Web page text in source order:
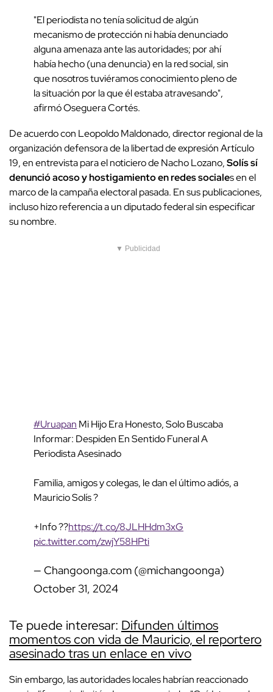
"El periodista no tenía solicitud de algún
mecanismo de protección ni había denunciado
alguna amenaza ante las autoridades; por ahí
había hecho (una denuncia) en la red social, sin
que nosotros tuviéramos conocimiento pleno de
la situación por la que él estaba atravesando",
afirmó Oseguera Cortés.
De acuerdo con Leopoldo Maldonado, director regional de la
organización defensora de la libertad de expresión Artículo
19, en entrevista para el noticiero de Nacho Lozano,Solís sí
denunció acoso y hostigamiento en redes sociales en el
marco de la campaña electoral pasada. En sus publicaciones,
incluso hizo referencia a un diputado federal sin especificar
su nombre.
▼ Publicidad
#Uruapan Mi Hijo Era Honesto, Solo Buscaba
Informar: Despiden En Sentido Funeral A
Periodista Asesinado
Familia, amigos y colegas, le dan el último adiós, a
Mauricio Solís ?
+Info ??https://t.co/8JLHHdm3xG
pic.twitter.com/zwjY58HPti
— Changoonga.com (@michangoonga)
October 31, 2024
Te puede interesar: Difunden últimos
momentos con vida de Mauricio, el reportero
asesinado tras un enlace en vivo
Sin embargo, las autoridades locales habrían reaccionado